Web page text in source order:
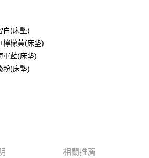
，台灣大哥大用戶可立即使用無須另外申請。
分期」，訂單成立後會自動跳轉到大哥付的交易
擇欲分期的期數、繳款截止日，確認付款後即完
】
商品之後才付款」的支付方式。 讓您購物簡單
務後，再付款。
白(床墊)
檸檬黃(床墊)
軍藍(床墊)
粉(床墊)
相關推薦